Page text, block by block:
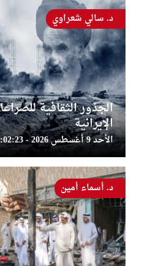
الجذور الثقافية
الإيرانية
الأحد 9 أغسطس 2026 - 11:02:23
د. سالي شعراوي
د. أسماء أمين